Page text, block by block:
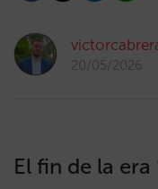
20/05/2026
El fin de la